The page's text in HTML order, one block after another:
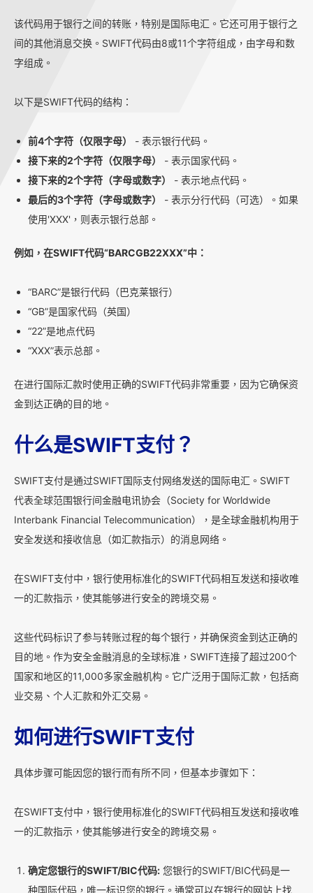
该代码用于银行之间的转账，特别是国际电汇。它还可用于银行之
间的其他消息交换。SWIFT代码由8或11个字符组成，由字母和数
字组成。
以下是SWIFT代码的结构：
前4个字符（仅限字母）
- 表示银行代码。
接下来的2个字符（仅限字母）
- 表示国家代码。
接下来的2个字符（字母或数字）
- 表示地点代码。
最后的3个字符（字母或数字）
- 表示分行代码（可选）。如果
使用'XXX'，则表示银行总部。
例如，在SWIFT代码“BARCGB22XXX”中：
“BARC”是银行代码（巴克莱银行）
“GB”是国家代码（英国）
“22”是地点代码
“XXX”表示总部。
在进行国际汇款时使用正确的SWIFT代码非常重要，因为它确保资
金到达正确的目的地。
什么是SWIFT支付？
SWIFT支付是通过SWIFT国际支付网络发送的国际电汇。SWIFT
代表全球范围银行间金融电讯协会（Society for Worldwide
Interbank Financial Telecommunication），是全球金融机构用于
安全发送和接收信息（如汇款指示）的消息网络。
在SWIFT支付中，银行使用标准化的SWIFT代码相互发送和接收唯
一的汇款指示，使其能够进行安全的跨境交易。
这些代码标识了参与转账过程的每个银行，并确保资金到达正确的
目的地。作为安全金融消息的全球标准，SWIFT连接了超过200个
国家和地区的11,000多家金融机构。它广泛用于国际汇款，包括商
业交易、个人汇款和外汇交易。
如何进行SWIFT支付
具体步骤可能因您的银行而有所不同，但基本步骤如下：
在SWIFT支付中，银行使用标准化的SWIFT代码相互发送和接收唯
一的汇款指示，使其能够进行安全的跨境交易。
确定您银行的SWIFT/BIC代码: 您银行的SWIFT/BIC代码是一
种国际代码，唯一标识您的银行。通常可以在银行的网站上找